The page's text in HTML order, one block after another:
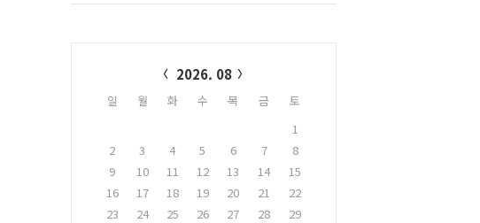
2026. 08
일 월 화 수 목 금
토
1
2
3 4 5 6 7
8
9
10 11 12 13 14
15
16
17 18 19 20 21
22
23
24 25 26 27 28
29